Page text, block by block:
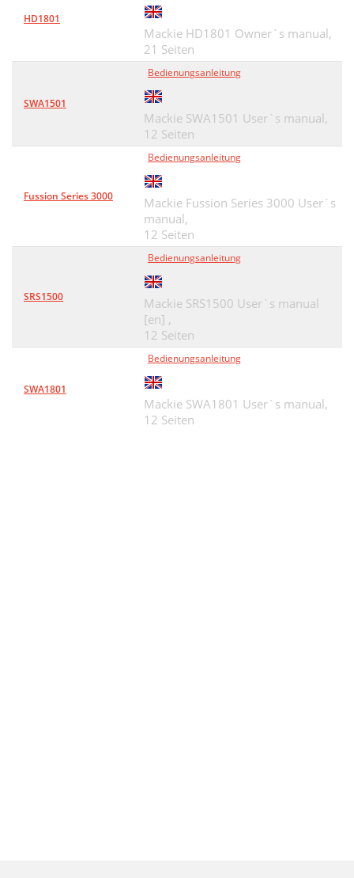
HD1801
Mackie HD1801 Owner`s manual,
21 Seiten
SWA1501
Bedienungsanleitung
Mackie SWA1501 User`s manual,
12 Seiten
Fussion Series 3000
Bedienungsanleitung
Mackie Fussion Series 3000 User`s
manual,
12 Seiten
SRS1500
Bedienungsanleitung
Mackie SRS1500 User`s manual
[en] ,
12 Seiten
SWA1801
Bedienungsanleitung
Mackie SWA1801 User`s manual,
12 Seiten